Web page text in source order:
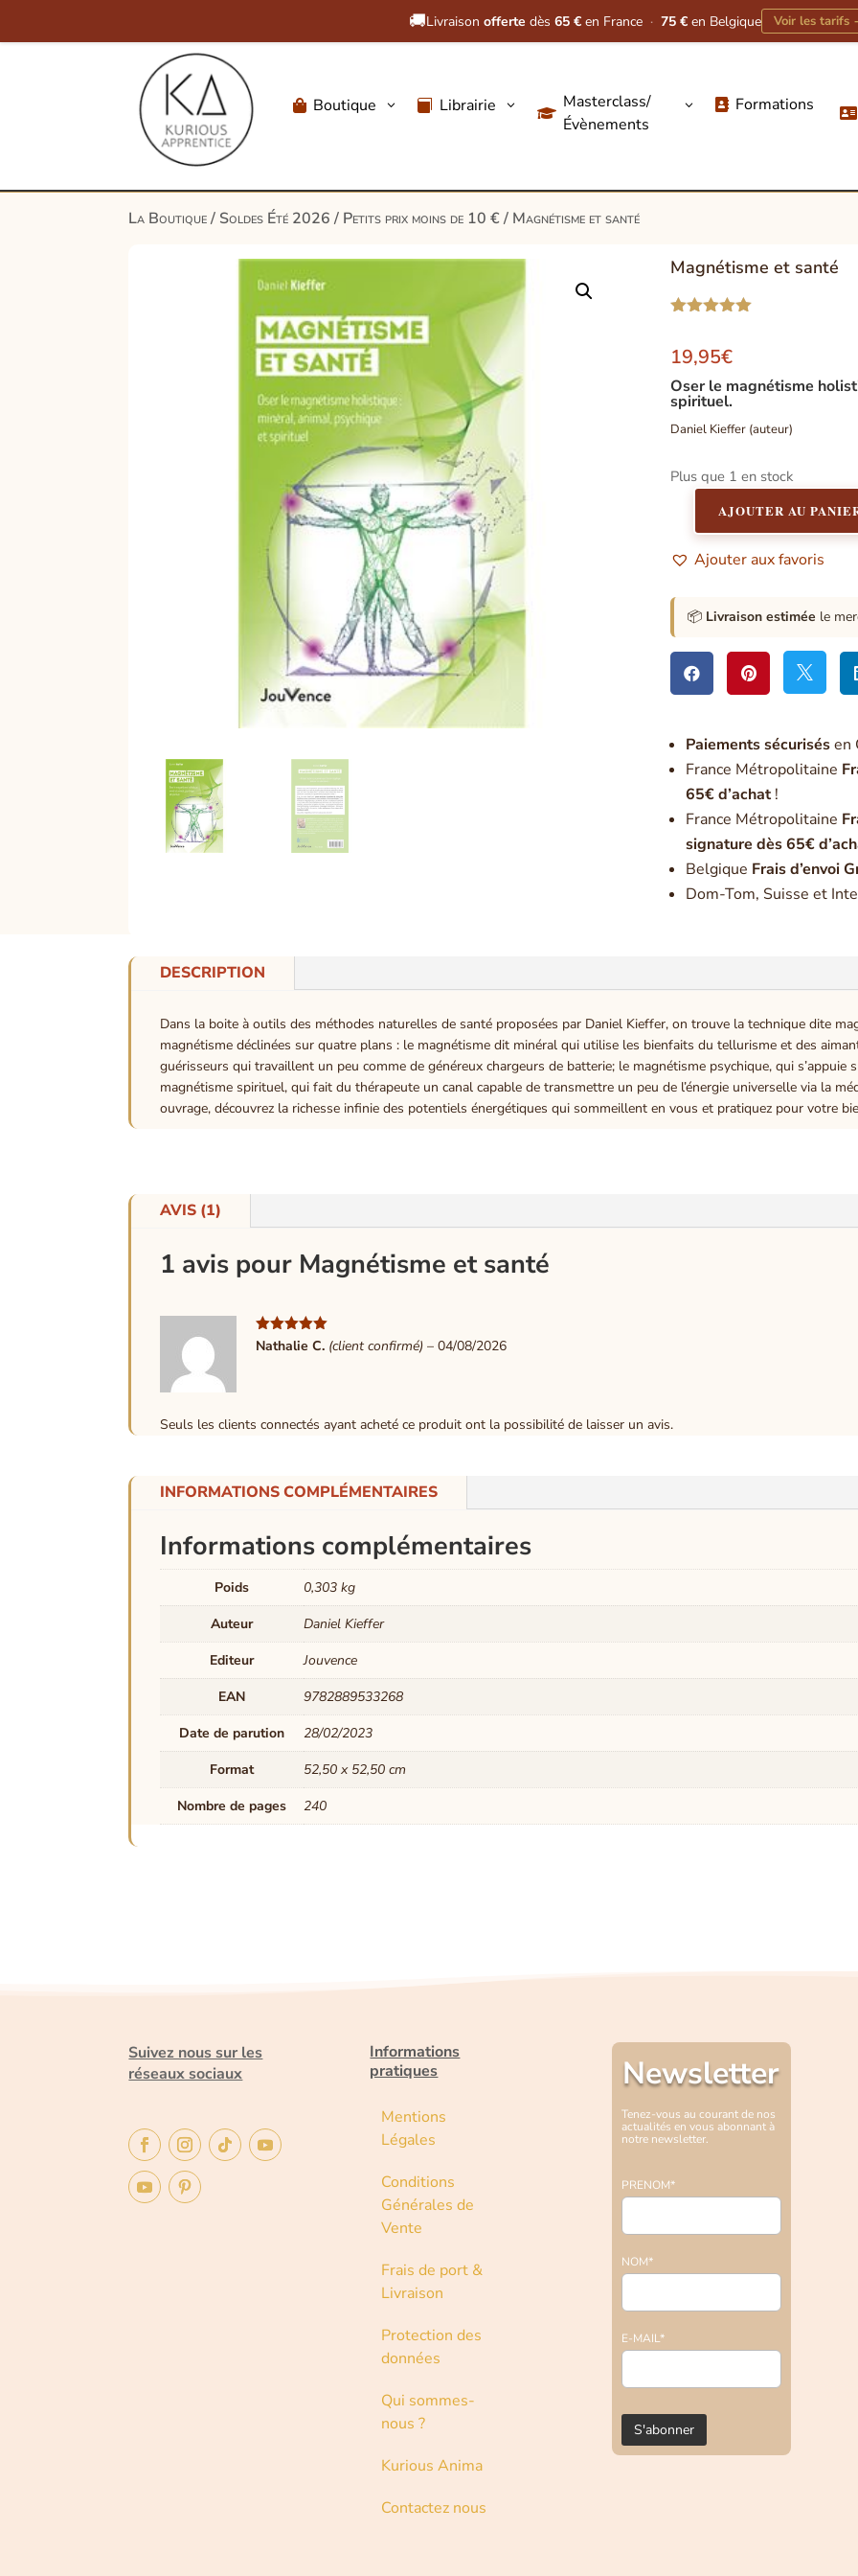
🚚Livraison offerte dès 65 € en France · 75 € en Belgique Voir les tarifs
 Boutique 3  Librairie 3

Masterclass/
Évènements
3  Formations 
La Boutique/ Soldes Été 2026/ Petits prix moins de 10 €/ Magnétisme et santé
Magnétisme et santé
basé sur
client
19,95€
Oser le magnétisme
spirituel.
Daniel Kieffer (auteur)
Plus que 1 en stock
quantité
Magnétisme
santé
AJOUTER AU
Ajouter aux favoris
📦 Livraison estimée le
  
Paiements sécurisésen
France Métropolitaine
65€ d’achat!
France Métropolitaine
signature dès 65€
Belgique Frais d’envoi
Dom-Tom, Suisse et
DESCRIPTION
Dans la boite à outils des méthodes naturelles de santé proposées par Daniel Kieffer, on trouve la technique dite
magnétisme déclinées sur quatre plans : le magnétisme dit minéral qui utilise les bienfaits du tellurisme et des
guérisseurs qui travaillent un peu comme de généreux chargeurs de batterie; le magnétisme psychique, qui s’appuie
magnétisme spirituel, qui fait du thérapeute un canal capable de transmettre un peu de l’énergie universelle via la
ouvrage, découvrez la richesse infinie des potentiels énergétiques qui sommeillent en vous et pratiquez pour votre
AVIS (1)
1 avis pour Magnétisme et santé
Note5sur
Nathalie C. (client confirmé) – 04/08/2026
Seuls les clients connectés ayant acheté ce produit ont la possibilité de laisser un avis.
INFORMATIONS COMPLÉMENTAIRES
Informations complémentaires
Poids
0,303 kg
Auteur
Daniel Kieffer
Editeur
Jouvence
EAN
9782889533268
Date de parution
28/02/2023
Format
52,50 x 52,50 cm
Nombre de pages
240
Suivez nous sur les
réseaux sociaux
Informations
pratiques
Mentions
Légales
Conditions
Générales de
Vente
Frais de port &
Livraison
Protection des
données
Qui sommes-
nous ?
Kurious Anima
Contactez nous
Newsletter
Tenez-vous au courant de nos
actualités en vous abonnant à
notre newsletter.
PRENOM*
NOM*
E-MAIL*